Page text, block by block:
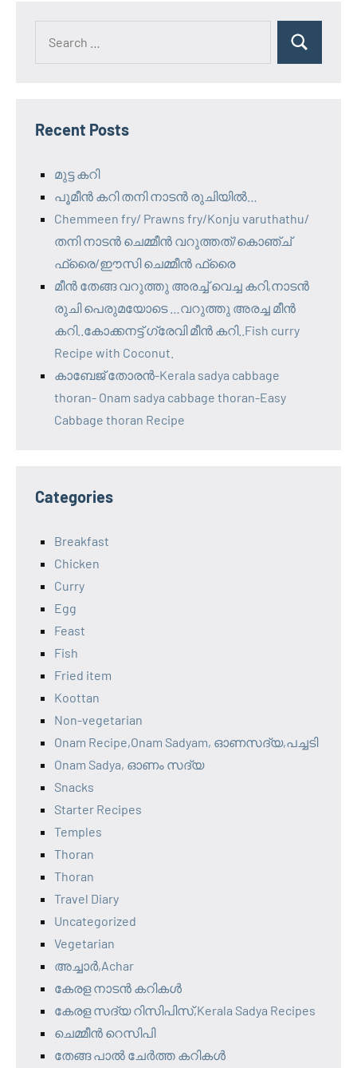
Search
Recent Posts
മുട്ട കറി
പൂമീൻ കറി തനി നാടൻ രുചിയിൽ…
Chemmeen fry/ Prawns fry/Konju varuthathu/
തനി നാടൻ ചെമ്മീൻ വറുത്തത്/കൊഞ്ച്
ഫ്രൈ/ഈസി ചെമ്മീൻ ഫ്രൈ
മീൻ തേങ്ങ വറുത്തു അരച്ച് വെച്ച കറി,നാടൻ
രുചി പെരുമയോടെ …വറുത്തു അരച്ച മീൻ
കറി..കോക്കനട്ട് ഗ്രേവി മീൻ കറി..Fish curry
Recipe with Coconut.
കാബേജ് തോരൻ-Kerala sadya cabbage
thoran- Onam sadya cabbage thoran-Easy
Cabbage thoran Recipe
Categories
Breakfast
Chicken
Curry
Egg
Feast
Fish
Fried item
Koottan
Non-vegetarian
Onam Recipe,Onam Sadyam, ഓണസദ്യ,പച്ചടി
Onam Sadya, ഓണം സദ്യ
Snacks
Starter Recipes
Temples
Thoran
Thoran
Travel Diary
Uncategorized
Vegetarian
അച്ചാർ,Achar
കേരള നാടൻ കറികൾ
കേരള സദ്യ റിസിപിസ്,Kerala Sadya Recipes
ചെമ്മീൻ റെസിപി
തേങ്ങ പാൽ ചേർത്ത കറികൾ